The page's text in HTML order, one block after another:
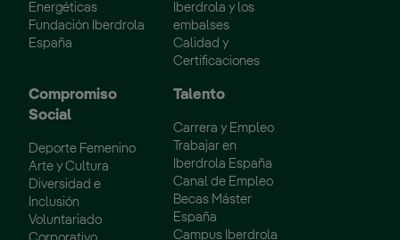
Energéticas
Fundación Iberdrola
España
Iberdrola y los
embalses
Calidad y
Certificaciones
Compromiso
Social
Deporte Femenino
Arte y Cultura
Diversidad e
Inclusión
Voluntariado
Talento
Carrera y Empleo
Trabajar en
Iberdrola España
Canal de Empleo
Becas Máster
España
Campus Iberdrola